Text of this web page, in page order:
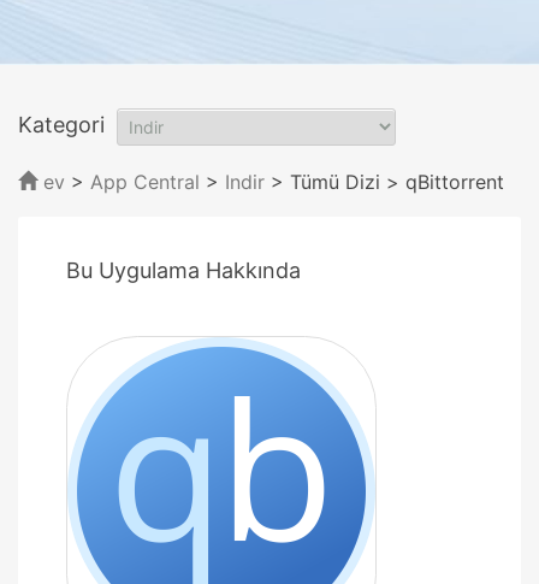
Kategori
ev > App Central > Indir > Tümü Dizi > qBittorrent
Bu Uygulama Hakkında